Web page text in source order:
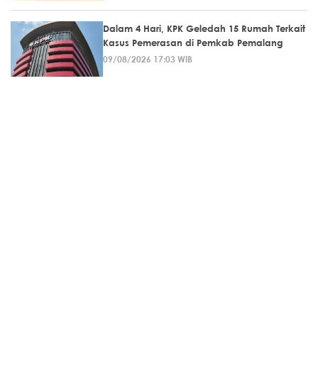
Dalam 4 Hari, KPK Geledah 15 Rumah Terkait
Kasus Pemerasan di Pemkab Pemalang
09/08/2026 17:03 WIB